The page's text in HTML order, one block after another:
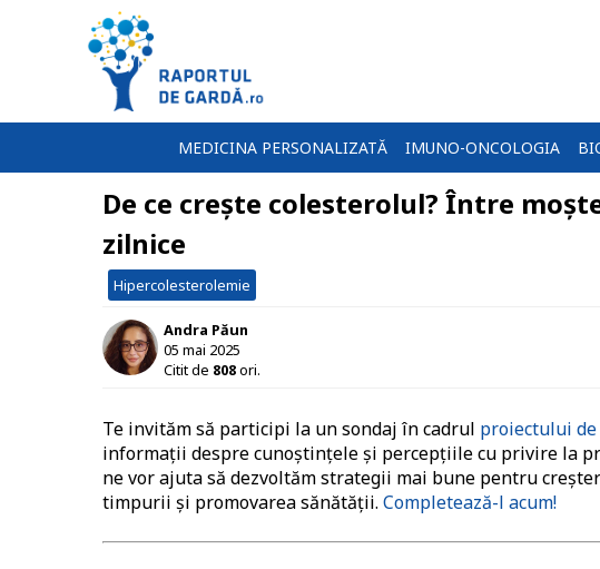
MEDICINA PERSONALIZATĂ IMUNO-ONCOLOGIA
De ce crește colesterolul? Între
zilnice
Hipercolesterolemie
Andra Păun
05 mai 2025
Citit de 808ori.
Te invităm să participi la un sondaj în cadrul proiectului de
informații despre cunoștințele și percepțiile cu privire la
ne vor ajuta să dezvoltăm strategii mai bune pentru
timpurii și promovarea sănătății. Completează-l acum!